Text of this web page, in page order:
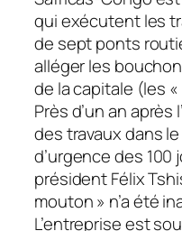
qui exécutent les
de sept ponts
alléger les
de la capitale (les
Près d’un an après
des travaux dans
d’urgence des 100
président Félix
mouton » n’a été
L’entreprise est